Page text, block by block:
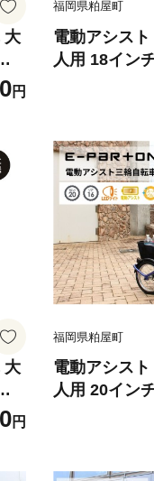
大
円
福岡県粕屋町
電動アシス
人用 18イン
サドル 安定
ミムゴ イーパ
県 粕屋町
大
円
福岡県粕屋町
電動アシス
人用 20イン
自転車 3輪
物 免許返納